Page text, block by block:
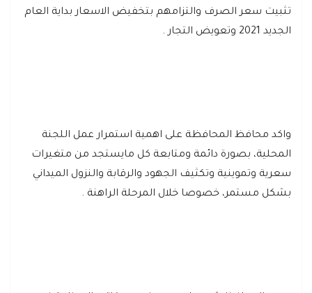
تثبيت سعر الصرف والتزامهم بتخفيض الاسعار بداية العام
الجديد 2021 وتعويض التجار .
واكد محافظ المحافظة على اهمية استمرار عمل اللجنة
المحلية، بصورة دائمة ومتابعة كل مايستجد من متغيرات
سعرية وتموينية وتكثيف الجهود والرقابة والنزول الميداني
بشكل مستمر، خصوصا خلال المرحلة الراهنة .